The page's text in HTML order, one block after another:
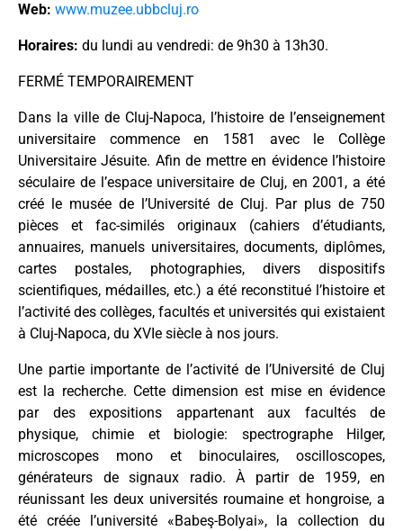
Web: www.muzee.ubbcluj.ro
Horaires: du lundi au vendredi: de 9h30 à 13h30.
FERMÉ TEMPORAIREMENT
Dans la ville de Cluj-Napoca, l’histoire de l’enseignement
universitaire commence en 1581 avec le Collège
Universitaire Jésuite. Afin de mettre en évidence l’histoire
séculaire de l’espace universitaire de Cluj, en 2001, a été
créé le musée de l’Université de Cluj. Par plus de 750
pièces et fac-similés originaux (cahiers d’étudiants,
annuaires, manuels universitaires, documents, diplômes,
cartes postales, photographies, divers dispositifs
scientifiques, médailles, etc.) a été reconstitué l’histoire et
l’activité des collèges, facultés et universités qui existaient
à Cluj-Napoca, du XVIe siècle à nos jours.
Une partie importante de l’activité de l’Université de Cluj
est la recherche. Cette dimension est mise en évidence
par des expositions appartenant aux facultés de
physique, chimie et biologie: spectrographe Hilger,
microscopes mono et binoculaires, oscilloscopes,
générateurs de signaux radio. À partir de 1959, en
réunissant les deux universités roumaine et hongroise, a
été créée l’université «Babeş-Bolyai», la collection du